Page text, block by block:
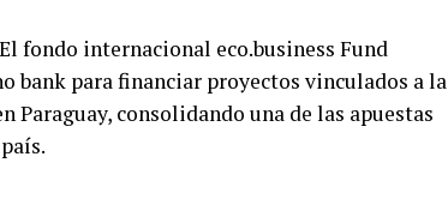
fondo internacional eco.business Fund
bank para financiar proyectos vinculados a la
consolidando una de las apuestas